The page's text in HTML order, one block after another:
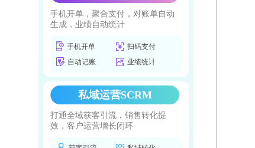
手机开单，聚合支付，对账单自动
生成，业绩自动统计
手机开单
扫码支付
自动记账
业绩统计
私域运营SCRM
打通全域获客引流，销售转化提
效，客户运营增长闭环